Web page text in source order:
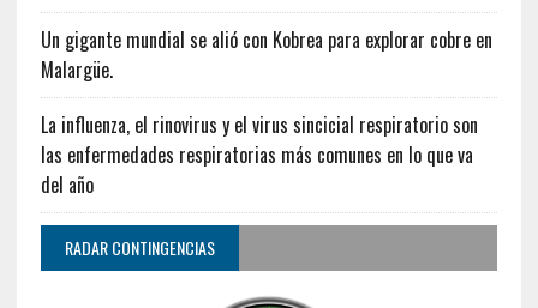
Un gigante mundial se alió con Kobrea para explorar cobre en
Malargüe.
La influenza, el rinovirus y el virus sincicial respiratorio son
las enfermedades respiratorias más comunes en lo que va
del año
RADAR CONTINGENCIAS